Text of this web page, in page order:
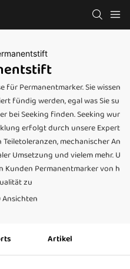
für Permanentmarker. Sie wissen
fündig werden, egal was Sie su
bei Seeking finden. Seeking wur
erfolgt durch unsere Expert
mechanischer An
Umsetzung und vielem mehr. U
Kunden Permanentmarker von h
zu
Ansichten
Artikel